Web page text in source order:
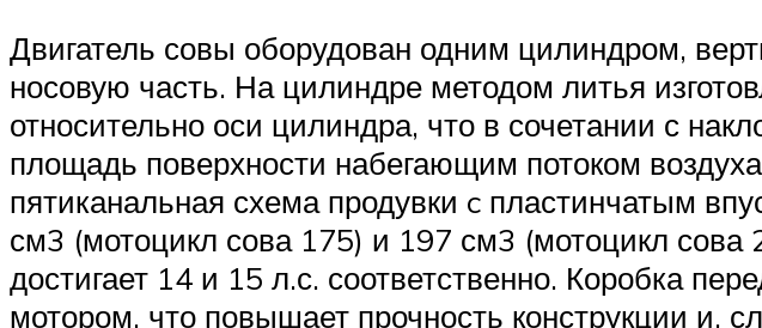
Двигатель совы оборудован одним цилиндром,
носовую часть. На цилиндре методом литья
относительно оси цилиндра, что в сочетании с
площадь поверхности набегающим потоком
пятиканальная схема продувки c пластинчатым
см3 (мотоцикл сова 175) и 197 см3 (мотоцикл
достигает 14 и 15 л.с. соответственно. Коробка
мотором, что повышает прочность конструкции и,